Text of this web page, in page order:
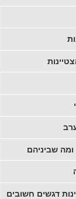
ומה שביניהם
דגשים חשובים